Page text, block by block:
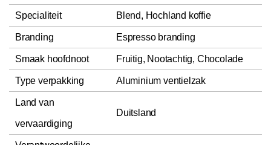
Specialiteit Blend, Hochland koffie
Branding Espresso branding
Smaak hoofdnoot Fruitig, Nootachtig, Chocolade
Type verpakking Aluminium ventielzak
Land van
vervaardiging
Duitsland